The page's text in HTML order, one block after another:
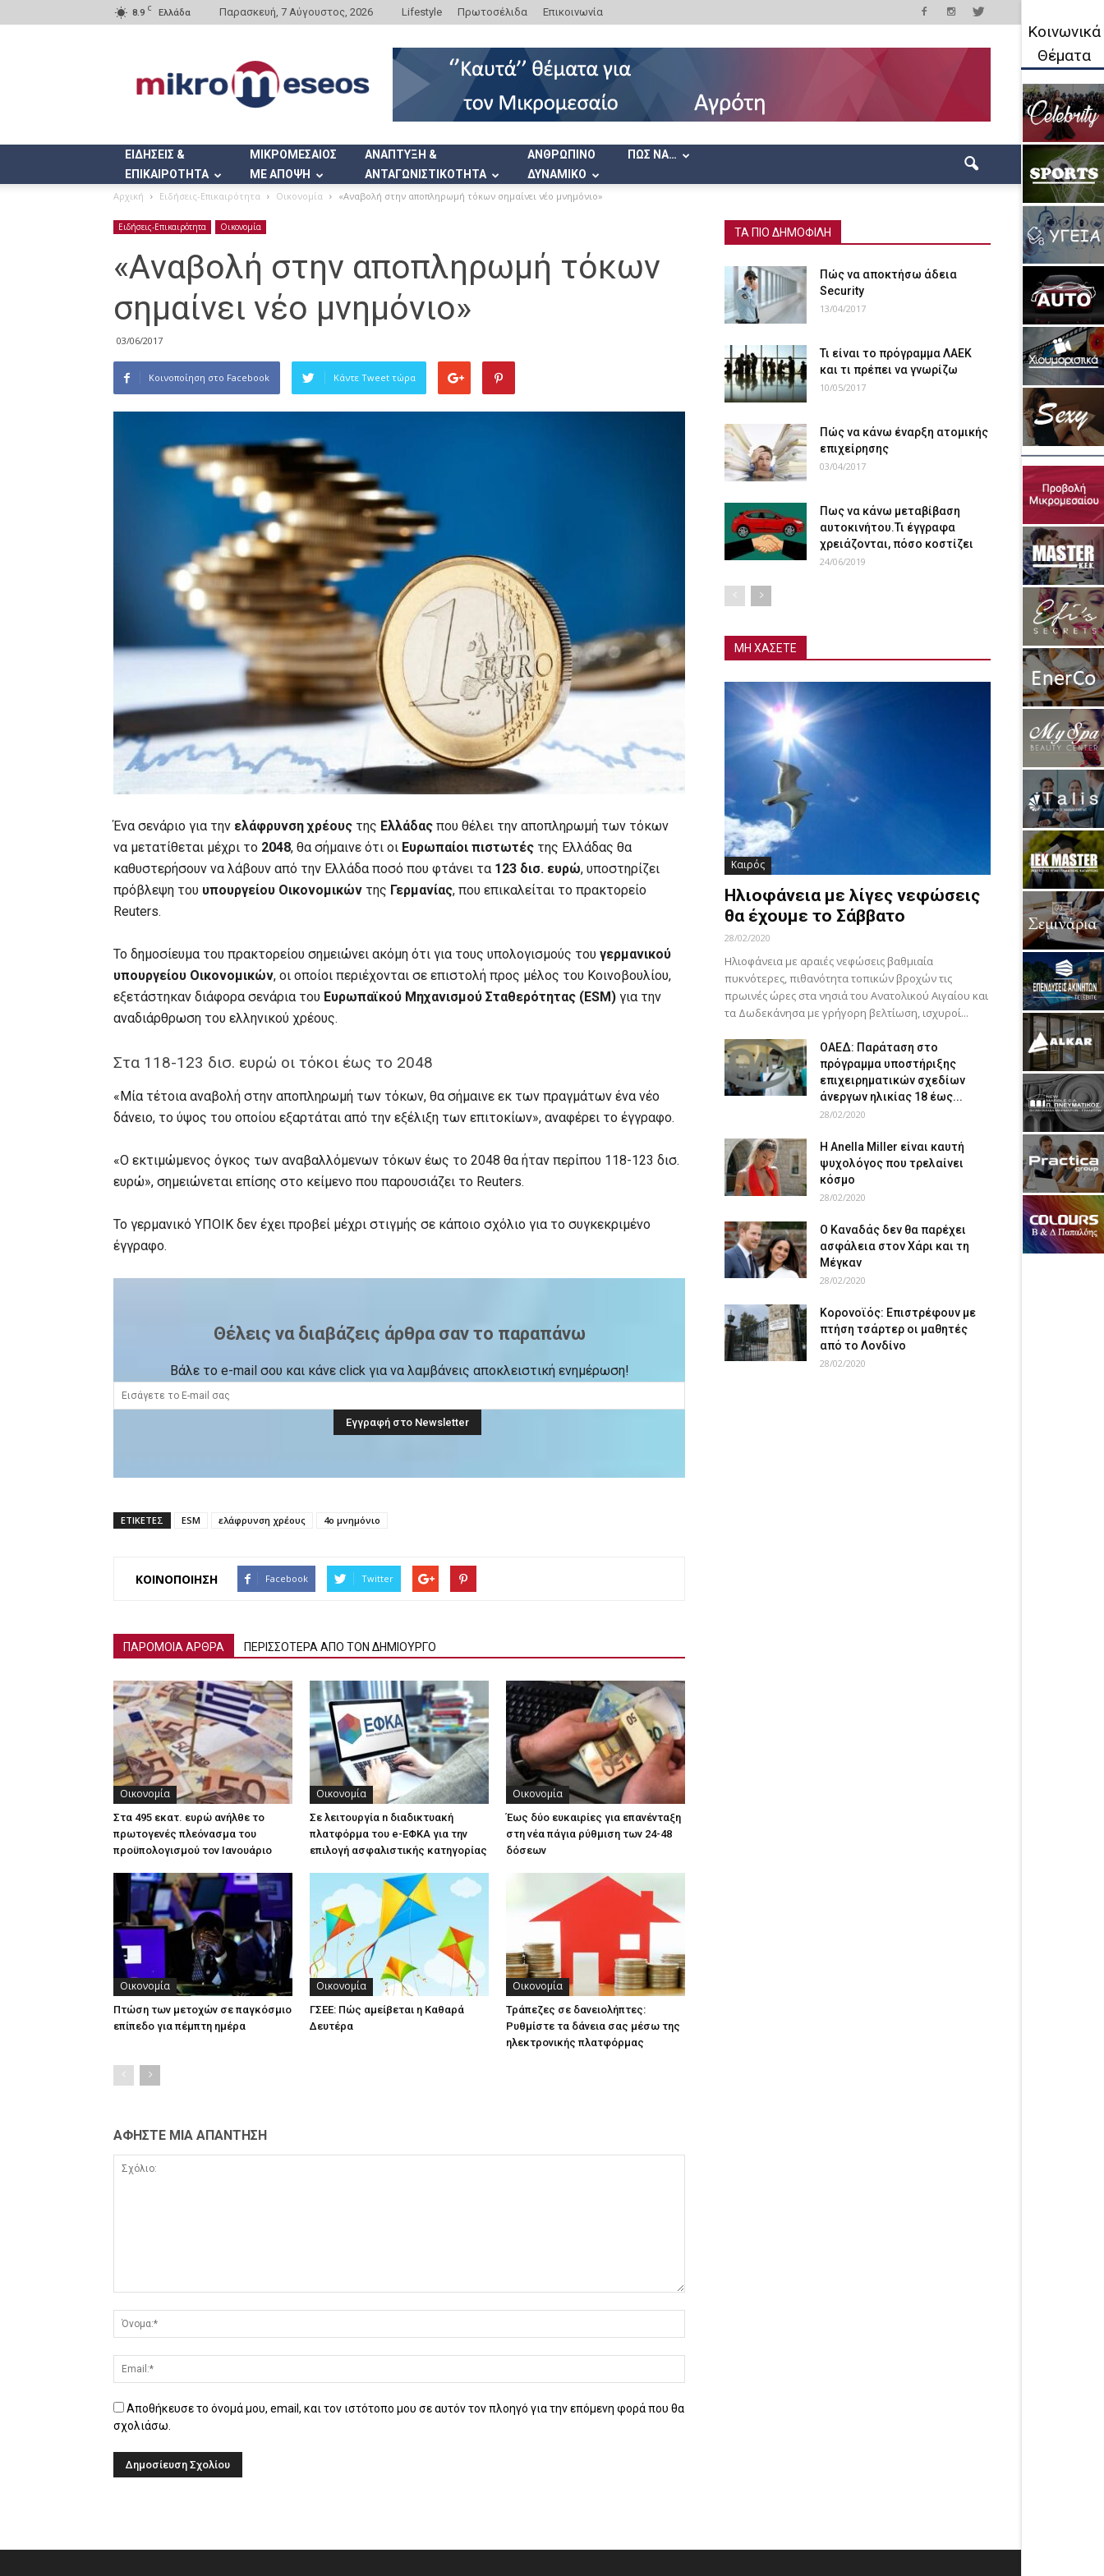
8.9 C Ελλάδα Παρασκευή, 7 Αύγουστος, 2026 Lifestyle Πρωτοσέλιδα Επικοινωνία
ΕΙΔΗΣΕΙΣ &
ΕΠΙΚΑΙΡΟΤΗΤΑ
ΜΙΚΡΟΜΕΣΑΙΟΣ
ΜΕ ΑΠΟΨΗ
ΑΝΑΠΤΥΞΗ &
ΑΝΤΑΓΩΝΙΣΤΙΚΟΤΗΤΑ
ΑΝΘΡΩΠΙΝΟ
ΔΥΝΑΜΙΚΟ
ΠΩΣ ΝΑ…
Αρχική Ειδήσεις-Επικαιρότητα Οικονομία «Aναβολή στην αποπληρωμή τόκων σημαίνει νέο μνημόνιο»
Ειδήσεις-Επικαιρότητα Οικονομία
«Aναβολή στην αποπληρωμή τόκων
σημαίνει νέο μνημόνιο»
03/06/2017
Κοινοποίηση στο Facebook Κάντε Tweet τώρα
Ένα σενάριο για την ελάφρυνση χρέους της Ελλάδας που θέλει την αποπληρωμή των τόκων
να μετατίθεται μέχρι το 2048, θα σήμαινε ότι οι Ευρωπαίοι πιστωτές της Ελλάδας θα
καθυστερήσουν να λάβουν από την Ελλάδα ποσό που φτάνει τα 123 δισ. ευρώ, υποστηρίζει
πρόβλεψη του υπουργείου Οικονομικών της Γερμανίας, που επικαλείται το πρακτορείο
Reuters.
Το δημοσίευμα του πρακτορείου σημειώνει ακόμη ότι για τους υπολογισμούς του γερμανικού
υπουργείου Οικονομικών, οι οποίοι περιέχονται σε επιστολή προς μέλος του Κοινοβουλίου,
εξετάστηκαν διάφορα σενάρια του Ευρωπαϊκού Μηχανισμού Σταθερότητας (ESM) για την
αναδιάρθρωση του ελληνικού χρέους.
Στα 118-123 δισ. ευρώ οι τόκοι έως το 2048
«Μία τέτοια αναβολή στην αποπληρωμή των τόκων, θα σήμαινε εκ των πραγμάτων ένα νέο
δάνειο, το ύψος του οποίου εξαρτάται από την εξέλιξη των επιτοκίων», αναφέρει το έγγραφο.
«Ο εκτιμώμενος όγκος των αναβαλλόμενων τόκων έως το 2048 θα ήταν περίπου 118-123 δισ.
ευρώ», σημειώνεται επίσης στο κείμενο που παρουσιάζει το Reuters.
Το γερμανικό ΥΠΟΙΚ δεν έχει προβεί μέχρι στιγμής σε κάποιο σχόλιο για το συγκεκριμένο
έγγραφο.
Θέλεις να διαβάζεις άρθρα σαν το παραπάνω
Βάλε το e-mail σου και κάνε click για να λαμβάνεις αποκλειστική ενημέρωση!
ΕΤΙΚΕΤΕΣ ESM ελάφρυνση χρέους 4ο μνημόνιο
ΚΟΙΝΟΠΟΙΗΣΗ Facebook Twitter
ΠΑΡΟΜΟΙΑ ΑΡΘΡΑ ΠΕΡΙΣΣΟΤΕΡΑ ΑΠΟ ΤΟΝ ΔΗΜΙΟΥΡΓΟ
Οικονομία
Στα 495 εκατ. ευρώ ανήλθε το
πρωτογενές πλεόνασμα του
προϋπολογισμού τον Ιανουάριο
Οικονομία
Σε λειτουργία n διαδικτυακή
πλατφόρμα του e-ΕΦΚΑ για την
επιλογή ασφαλιστικής κατηγορίας
Οικονομία
Έως δύο ευκαιρίες για επανένταξη
στη νέα πάγια ρύθμιση των 24-48
δόσεων
Οικονομία
Πτώση των μετοχών σε παγκόσμιο
επίπεδο για πέμπτη ημέρα
Οικονομία
ΓΣΕΕ: Πώς αμείβεται η Καθαρά
Δευτέρα
Οικονομία
Τράπεζες σε δανειολήπτες:
Ρυθμίστε τα δάνεια σας μέσω της
ηλεκτρονικής πλατφόρμας
ΑΦΗΣΤΕ ΜΙΑ ΑΠΑΝΤΗΣΗ
Αποθήκευσε το όνομά μου, email, και τον ιστότοπο μου σε αυτόν τον πλοηγό για την επόμενη φορά που θα
σχολιάσω.
ΤΑ ΠΙΟ ΔΗΜΟΦΙΛΗ
Πώς να αποκτήσω άδεια
Security
13/04/2017
Τι είναι το πρόγραμμα ΛΑΕΚ
και τι πρέπει να γνωρίζω
10/05/2017
Πώς να κάνω έναρξη ατομικής
επιχείρησης
03/04/2017
Πως να κάνω μεταβίβαση
αυτοκινήτου.Τι έγγραφα
χρειάζονται, πόσο κοστίζει
24/06/2019
ΜΗ ΧΑΣΕΤΕ
Καιρός
Ηλιοφάνεια με λίγες νεφώσεις
θα έχουμε το Σάββατο
28/02/2020
Ηλιοφάνεια με αραιές νεφώσεις βαθμιαία
πυκνότερες, πιθανότητα τοπικών βροχών τις
πρωινές ώρες στα νησιά του Ανατολικού Αιγαίου και
τα Δωδεκάνησα με γρήγορη βελτίωση, ισχυροί...
ΟΑΕΔ: Παράταση στο
πρόγραμμα υποστήριξης
επιχειρηματικών σχεδίων
άνεργων ηλικίας 18 έως...
28/02/2020
Η Anella Miller είναι καυτή
ψυχολόγος που τρελαίνει
κόσμο
28/02/2020
Ο Καναδάς δεν θα παρέχει
ασφάλεια στον Χάρι και τη
Μέγκαν
28/02/2020
Κορονοϊός: Επιστρέφουν με
πτήση τσάρτερ οι μαθητές
από το Λονδίνο
28/02/2020
Κοινωνικά
Θέματα